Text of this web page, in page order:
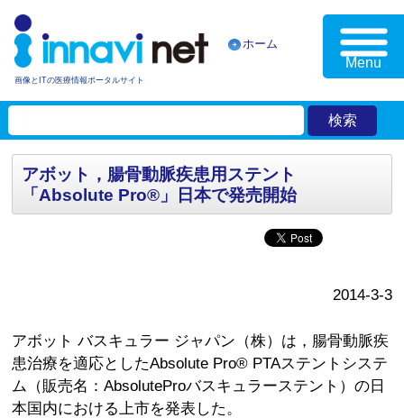
画像とITの医療情報ポータルサイト
ホーム
Menu
アボット，腸骨動脈疾患用ステント
「Absolute Pro®」日本で発売開始
2014-3-3
アボット バスキュラー ジャパン（株）は，腸骨動脈疾
患治療を適応としたAbsolute Pro® PTAステントシステ
ム（販売名：AbsoluteProバスキュラーステント）の日
本国内における上市を発表した。